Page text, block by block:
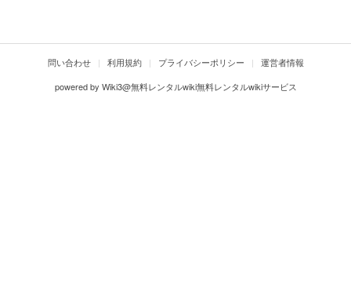
問い合わせ 利用規約 プライバシーポリシー
運営者情報
powered by Wiki3@無料レンタルwiki無料レンタルwikiサービス